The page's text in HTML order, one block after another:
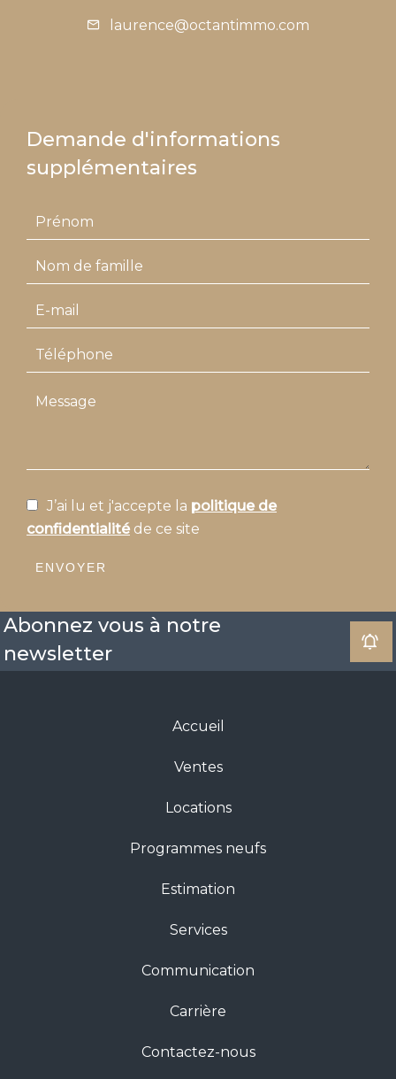
laurence@octantimmo.com
Demande d'informations
supplémentaires
J’ai lu et j'accepte la politique de
confidentialitéde ce site
ENVOYER
Abonnez vous à notre
newsletter
Accueil
Ventes
Locations
Programmes neufs
Estimation
Services
Communication
Carrière
Contactez-nous